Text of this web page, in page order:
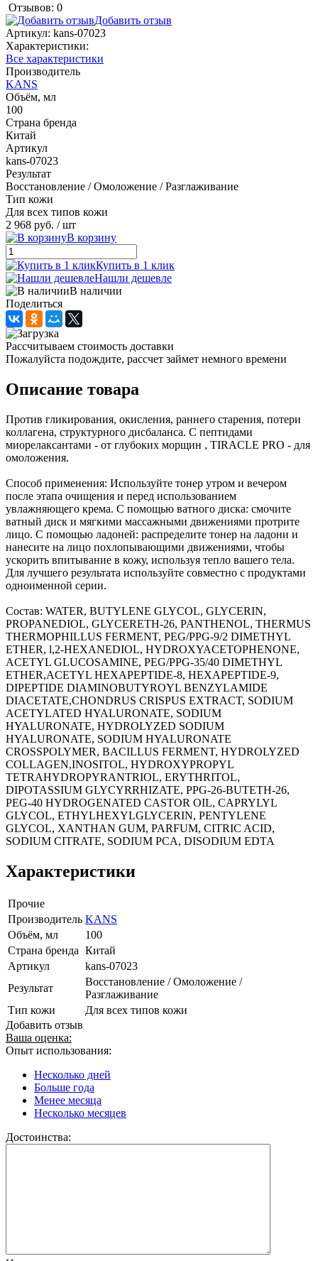
Отзывов: 0
Добавить отзыв
Артикул: kans-07023
Характеристики:
Все характеристики
Производитель
KANS
Объём, мл
100
Страна бренда
Китай
Артикул
kans-07023
Результат
Восстановление / Омоложение / Разглаживание
Тип кожи
Для всех типов кожи
2 968 руб. / шт
В корзину
Купить в 1 клик
Нашли дешевле
В наличии
Поделиться
Рассчитываем стоимость доставки
Пожалуйста подождите, рассчет займет немного времени
Описание товара
Против гликирования, окисления, раннего старения, потери
коллагена, структурного дисбаланса. С пептидами
миорелаксантами - от глубоких морщин , TIRACLE PRO - для
омоложения.
Способ применения: Используйте тонер утром и вечером
после этапа очищения и перед использованием
увлажняющего крема. С помощью ватного диска: смочите
ватный диск и мягкими массажными движениями протрите
лицо. С помощью ладоней: распределите тонер на ладони и
нанесите на лицо похлопывающими движениями, чтобы
ускорить впитывание в кожу, используя тепло вашего тела.
Для лучшего результата используйте совместно с продуктами
одноименной серии.
Состав: WATER, BUTYLENE GLYCOL, GLYCERIN,
PROPANEDIOL, GLYCERETH-26, PANTHENOL, THERMUS
THERMOPHILLUS FERMENT, PEG/PPG-9/2 DIMETHYL
ETHER, l,2-HEXANEDIOL, HYDROXYACETOPHENONE,
ACETYL GLUCOSAMINE, PEG/PPG-35/40 DIMETHYL
ETHER,ACETYL HEXAPEPTIDE-8, HEXAPEPTIDE-9,
DIPEPTIDE DIAMINOBUTYROYL BENZYLAMIDE
DIACETATE,CHONDRUS CRISPUS EXTRACT, SODIUM
ACETYLATED HYALURONATE, SODIUM
HYALURONATE, HYDROLYZED SODIUM
HYALURONATE, SODIUM HYALURONATE
CROSSPOLYMER, BACILLUS FERMENT, HYDROLYZED
COLLAGEN,INOSITOL, HYDROXYPROPYL
TETRAHYDROPYRANTRIOL, ERYTHRITOL,
DIPOTASSIUM GLYCYRRHIZATE, PPG-26-BUTETH-26,
PEG-40 HYDROGENATED CASTOR OIL, CAPRYLYL
GLYCOL, ETHYLHEXYLGLYCERIN, PENTYLENE
GLYCOL, XANTHAN GUM, PARFUM, CITRIC ACID,
SODIUM CITRATE, SODIUM PCA, DISODIUM EDTA
Характеристики
Прочие
Производитель KANS
Объём, мл
100
Страна бренда Китай
Артикул
kans-07023
Результат
Восстановление / Омоложение /
Разглаживание
Тип кожи
Для всех типов кожи
Добавить отзыв
Ваша оценка:
Опыт использования:
Несколько дней
Больше года
Менее месяца
Несколько месяцев
Достоинства: